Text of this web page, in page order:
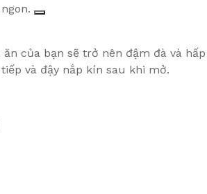
của bạn sẽ trở nên đậm đà và
và đậy nắp kín sau khi mở.